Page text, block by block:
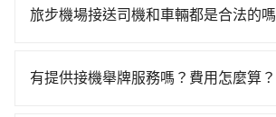
額外浪費10分鐘在轉乘與等車上，現在
tripool都是你從台中日月千禧酒店到松
預訂前在官網或app即時查詢並確認價
服務。
旅步機場接送司機和車輛都是合法的
法的R牌租賃車和T牌多元計程車，並
有提供接機舉牌服務嗎？費用怎麼算？